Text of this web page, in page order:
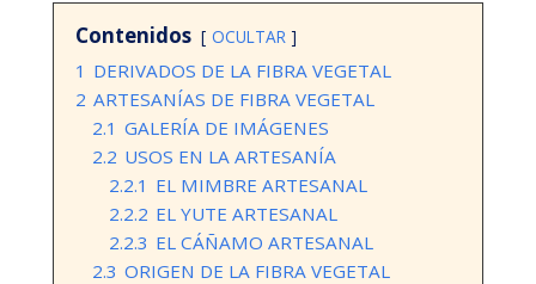
Contenidos OCULTAR
1 DERIVADOS DE LA FIBRA VEGETAL
2 ARTESANÍAS DE FIBRA VEGETAL
2.1 GALERÍA DE IMÁGENES
2.2 USOS EN LA ARTESANÍA
2.2.1 EL MIMBRE ARTESANAL
2.2.2 EL YUTE ARTESANAL
2.2.3 EL CÁÑAMO ARTESANAL
2.3 ORIGEN DE LA FIBRA VEGETAL